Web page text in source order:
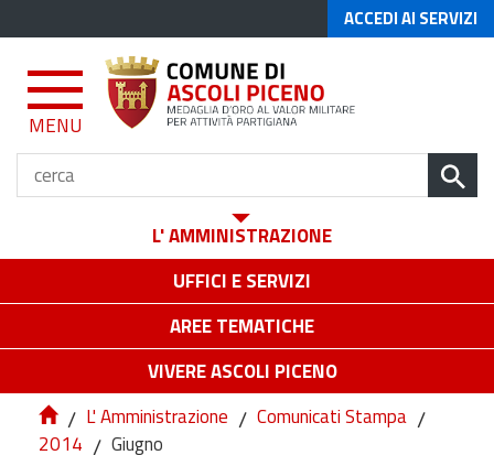
ACCEDI AI SERVIZI
MENU
L' AMMINISTRAZIONE
UFFICI E SERVIZI
AREE TEMATICHE
VIVERE ASCOLI PICENO
/ L' Amministrazione / Comunicati Stampa /
2014 / Giugno